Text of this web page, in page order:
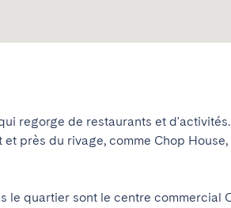
regorge de restaurants et
près du rivage, comme Chop House,
le quartier sont le centre commercial